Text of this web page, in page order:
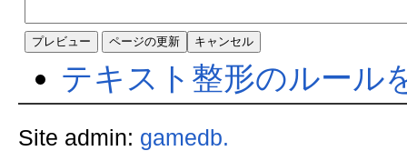
テキスト整形のルール
Site admin: gamedb.